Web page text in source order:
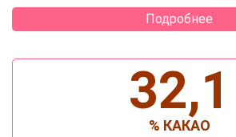
Подробнее
32,1
% КАКАО